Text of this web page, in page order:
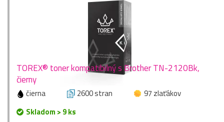
TOREX® toner kompatibilný s Brother TN-2120Bk,
čierny
čierna 2600 stran
97 zlaťákov
Skladom > 9 ks